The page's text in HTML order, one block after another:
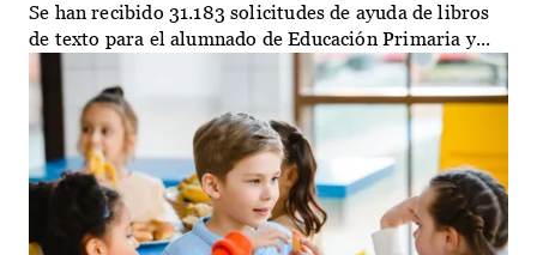
Se han recibido 31.183 solicitudes de ayuda de libros
de texto para el alumnado de Educación Primaria y...